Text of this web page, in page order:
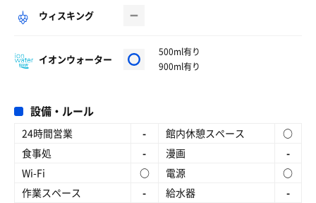
ウィスキング
イオンウォーター
500ml有り
900ml有り
設備・ルール
24時間営業 - 館内休憩スペース
○
食事処
- 漫画
-
Wi-Fi
○ 電源
○
作業スペース
- 給水器
-